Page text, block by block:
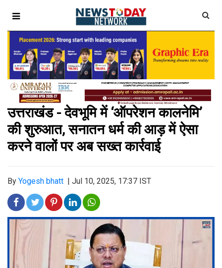
उत्तराखंड - देवभूमि में ‘ऑपरेशन कालनेमि’
की शुरुआत, सनातन धर्म की आड़ में ऐसा
करने वालों पर अब सख्त कार्रवाई
By Yogesh bhatt Jul 10, 2025, 17:37 IST